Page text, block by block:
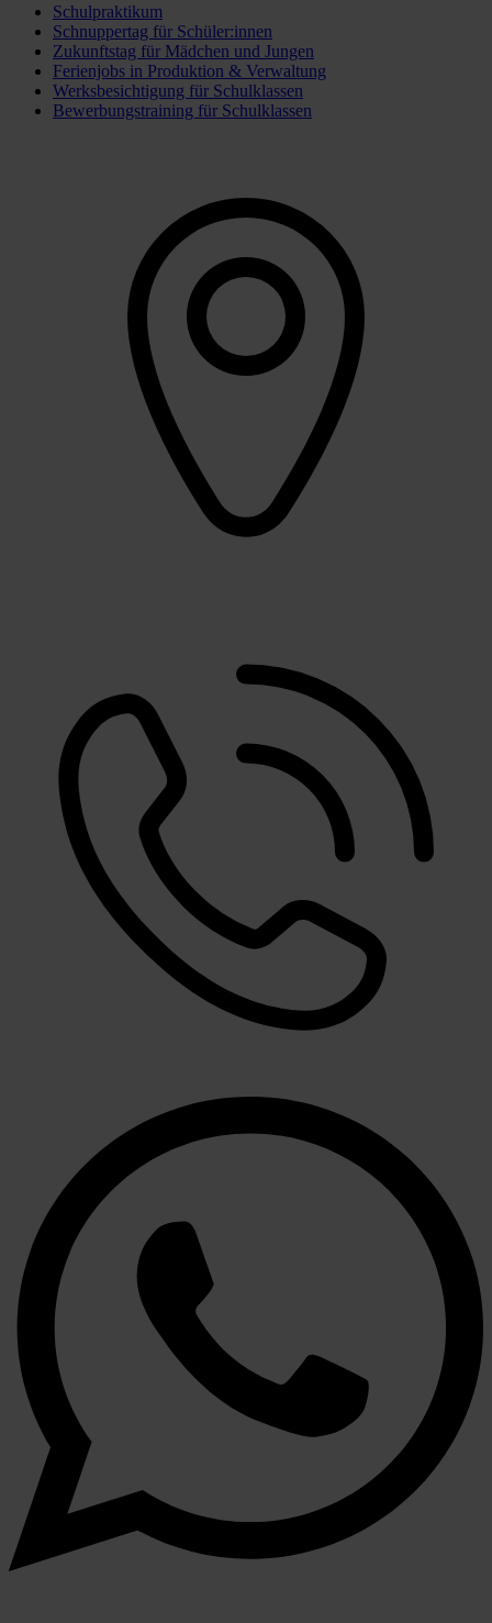
Schulpraktikum
Schnuppertag für Schüler:innen
Zukunftstag für Mädchen und Jungen
Ferienjobs in Produktion & Verwaltung
Werksbesichtigung für Schulklassen
Bewerbungstraining für Schulklassen